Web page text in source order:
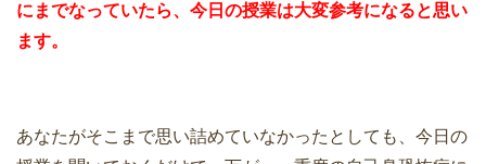
にまでなっていたら、今日の授業は大変参考になると思い
ます。
あなたがそこまで思い詰めていなかったとしても、今日の